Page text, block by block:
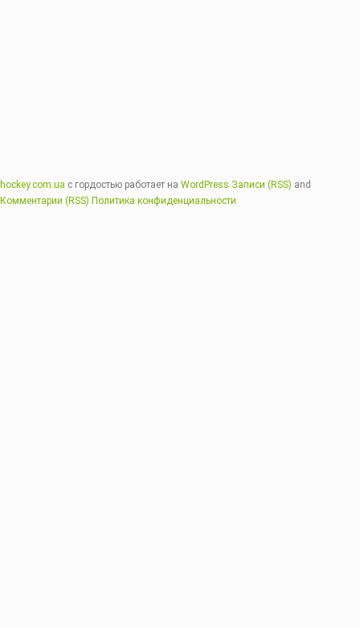
hockey.com.ua с гордостью работает на WordPress Записи (RSS) and
Комментарии (RSS) Политика конфиденциальности